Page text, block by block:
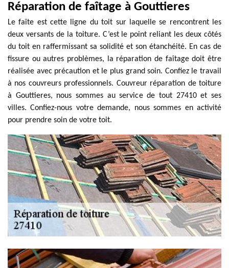
Réparation de faîtage à Gouttieres
Le faîte est cette ligne du toit sur laquelle se rencontrent les
deux versants de la toiture. C’est le point reliant les deux côtés
du toit en raffermissant sa solidité et son étanchéité. En cas de
fissure ou autres problèmes, la réparation de faîtage doit être
réalisée avec précaution et le plus grand soin. Confiez le travail
à nos couvreurs professionnels. Couvreur réparation de toiture
à Gouttieres, nous sommes au service de tout 27410 et ses
villes. Confiez-nous votre demande, nous sommes en activité
pour prendre soin de votre toit.